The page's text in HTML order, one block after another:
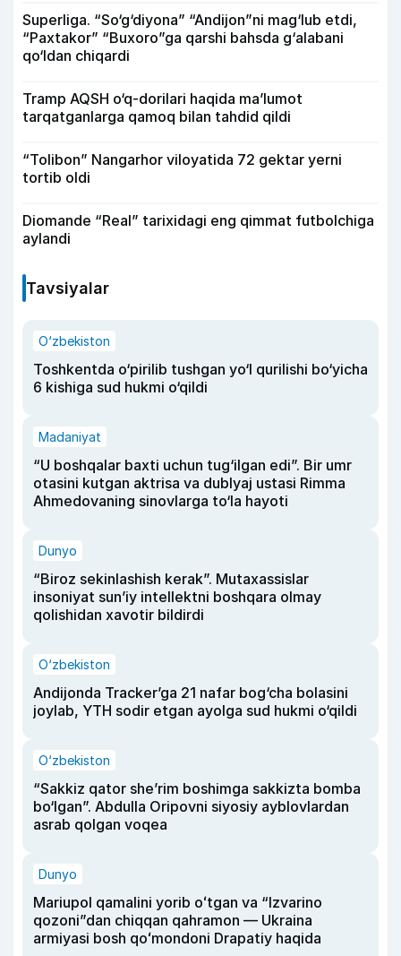
Superliga. “So‘g‘diyona” “Andijon”ni mag‘lub etdi,
“Paxtakor” “Buxoro”ga qarshi bahsda g‘alabani
qo‘ldan chiqardi
Tramp AQSH o‘q-dorilari haqida ma’lumot
tarqatganlarga qamoq bilan tahdid qildi
“Tolibon” Nangarhor viloyatida 72 gektar yerni
tortib oldi
Diomande “Real” tarixidagi eng qimmat futbolchiga
aylandi
Tavsiyalar
O‘zbekiston
Toshkentda o‘pirilib tushgan yo‘l qurilishi bo‘yicha
6 kishiga sud hukmi o‘qildi
Madaniyat
“U boshqalar baxti uchun tug‘ilgan edi”. Bir umr
otasini kutgan aktrisa va dublyaj ustasi Rimma
Ahmedovaning sinovlarga to‘la hayoti
Dunyo
“Biroz sekinlashish kerak”. Mutaxassislar
insoniyat sun’iy intellektni boshqara olmay
qolishidan xavotir bildirdi
O‘zbekiston
Andijonda Tracker’ga 21 nafar bog‘cha bolasini
joylab, YTH sodir etgan ayolga sud hukmi o‘qildi
O‘zbekiston
“Sakkiz qator she’rim boshimga sakkizta bomba
bo‘lgan”. Abdulla Oripovni siyosiy ayblovlardan
asrab qolgan voqea
Dunyo
Mariupol qamalini yorib oʻtgan va “Izvarino
qozoni”dan chiqqan qahramon — Ukraina
armiyasi bosh qoʻmondoni Drapatiy haqida